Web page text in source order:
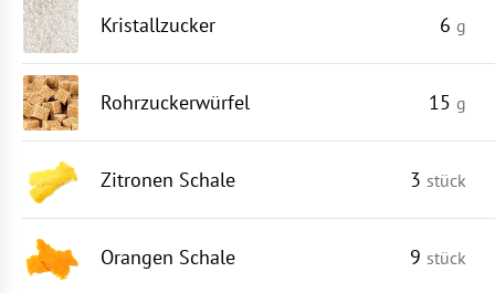
Kristallzucker 6 g
Rohrzuckerwürfel 15 g
Zitronen Schale 3 stück
Orangen Schale 9 stück